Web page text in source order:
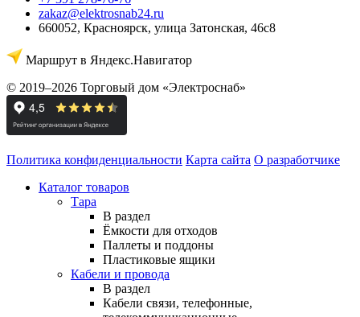
zakaz@elektrosnab24.ru
660052, Красноярск, улица Затонская, 46с8
Маршрут в Яндекс.Навигатор
© 2019–2026 Торговый дом «Электроснаб»
Политика конфиденциальности Карта сайта О разработчике
Каталог товаров
Тара
В раздел
Ёмкости для отходов
Паллеты и поддоны
Пластиковые ящики
Кабели и провода
В раздел
Кабели связи, телефонные,